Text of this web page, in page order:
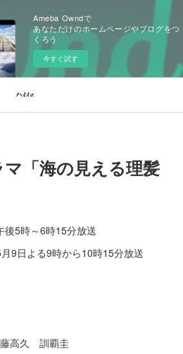
Ameba Owndで
あなただけのホームページやブログをつ
くろう
今すぐ試す
「海の見える理髪
後5時～6時15分放送
9日よる9時から10時15分放送
高久 訓覇圭